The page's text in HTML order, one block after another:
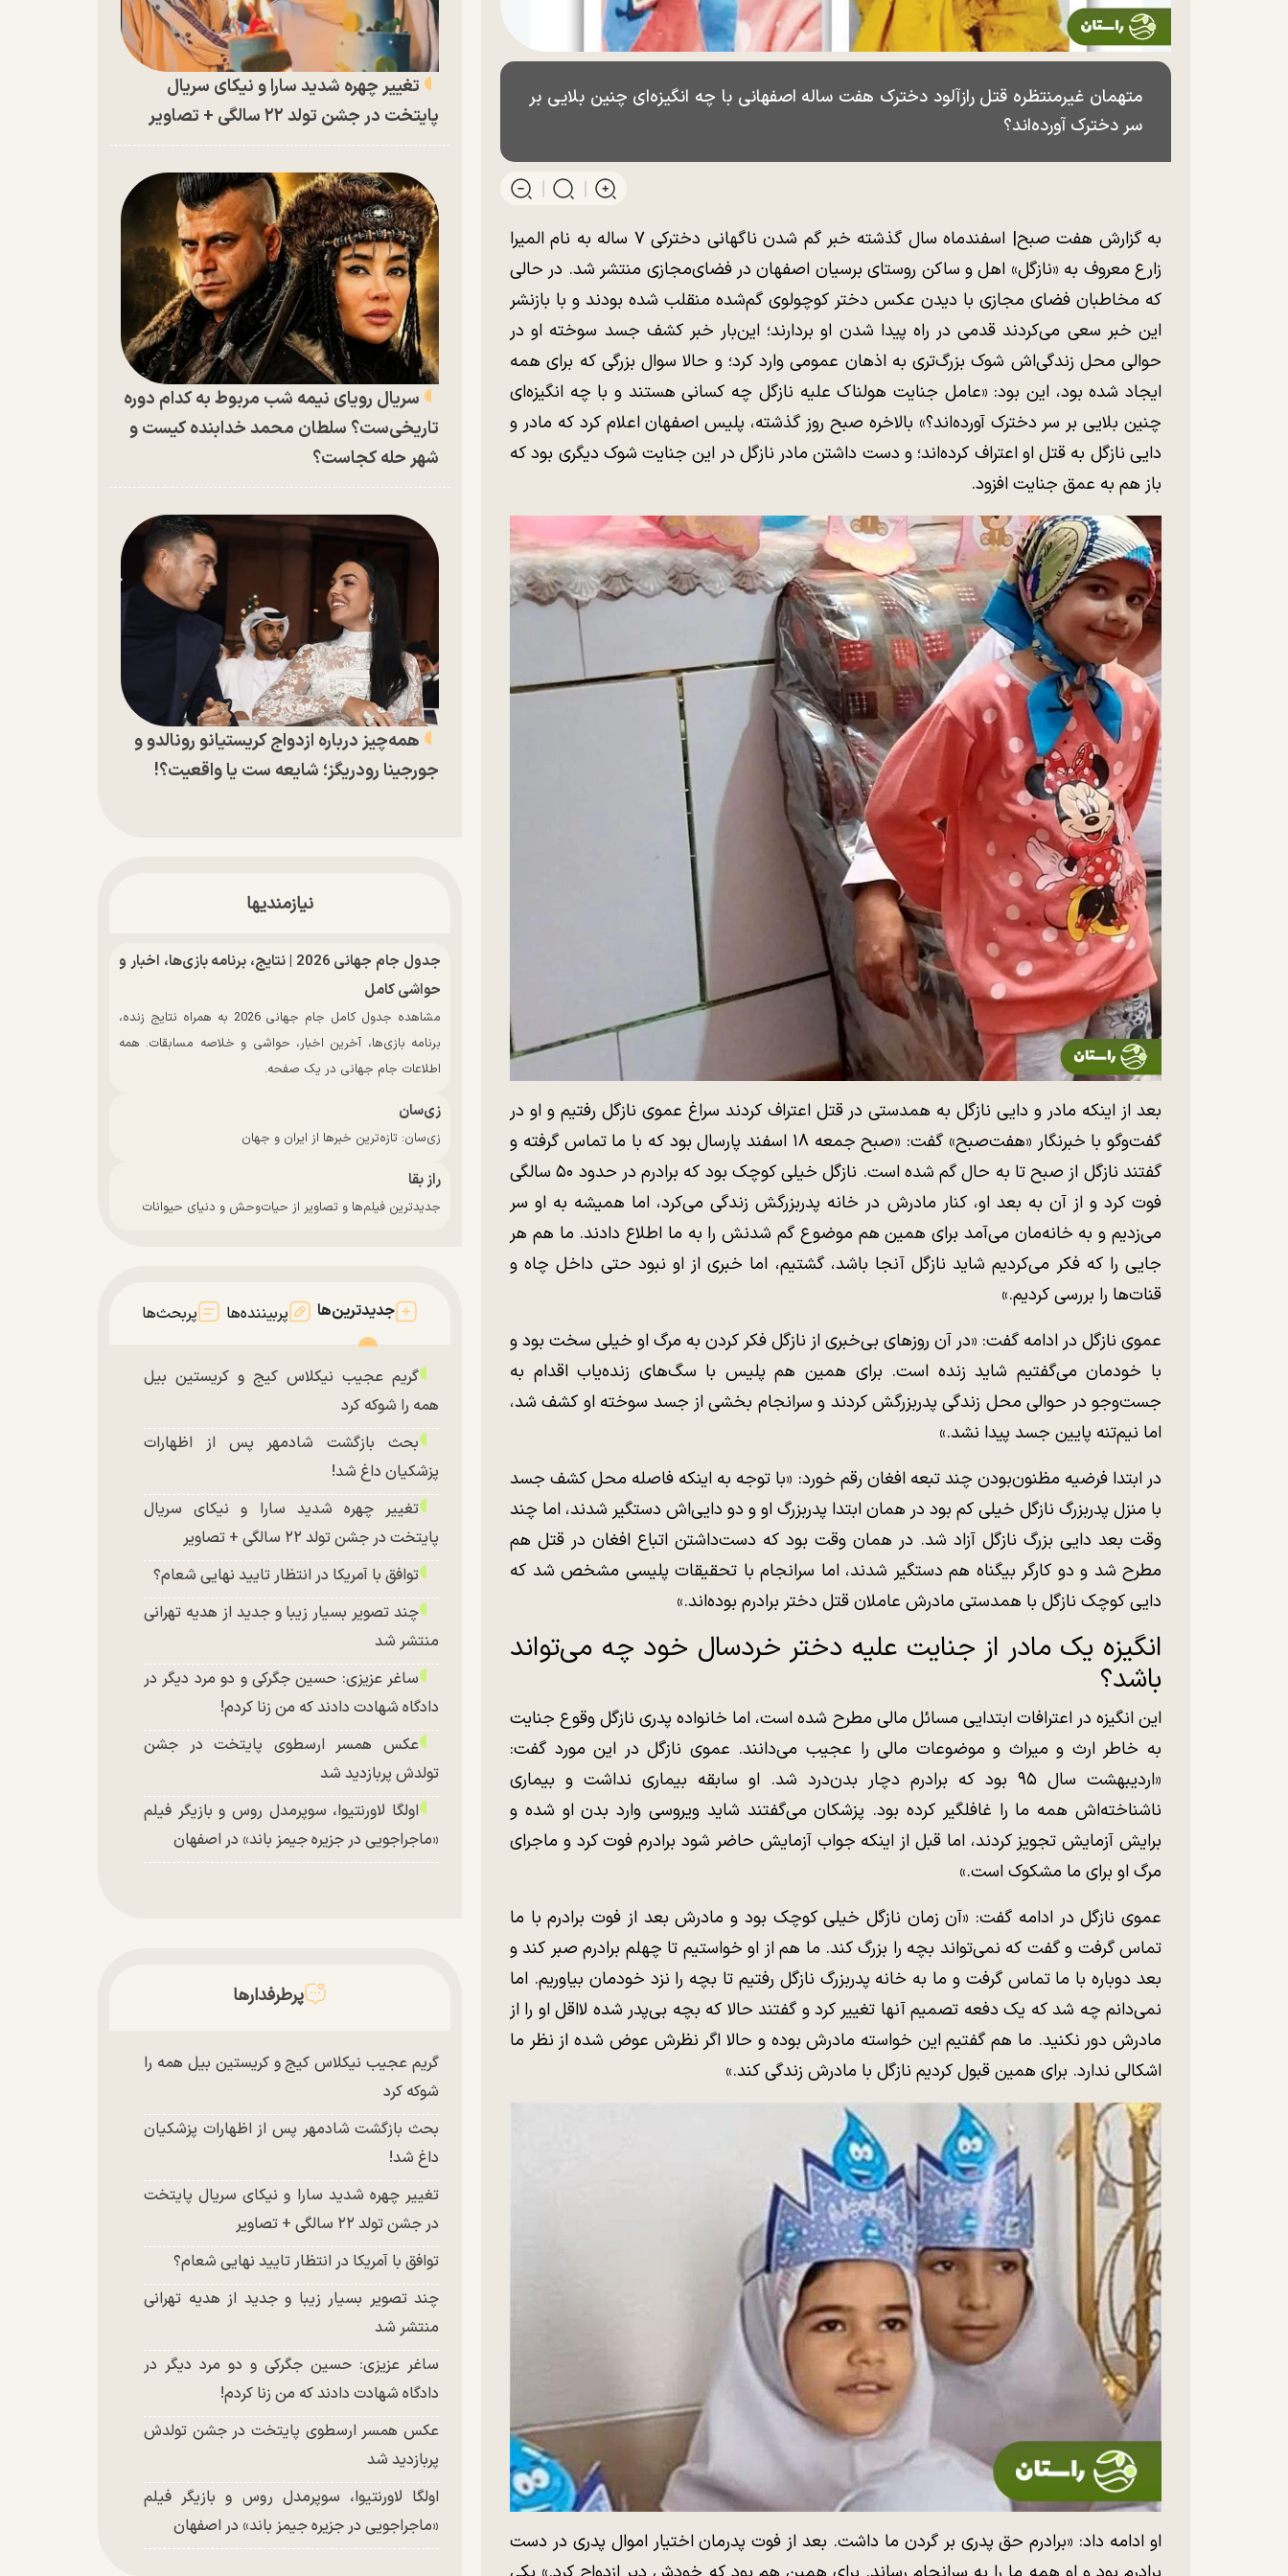
متهمان غیرمنتظره قتل رازآلود دخترک هفت ساله اصفهانی با چه انگیزه‌ای چنین بلایی بر
سر دخترک آورده‌اند؟
به گزارش هفت صبح| اسفند‌ماه سال گذشته خبر گم شدن ناگهانی دخترکی ۷ ساله به نام المیرا
زارع معروف به «نازگل» اهل و ساکن روستای برسیان اصفهان در فضای‌مجازی منتشر شد. در حالی
که مخاطبان فضای مجازی با دیدن عکس دختر کوچولوی گم‌شده منقلب شده بودند و با بازنشر
این خبر سعی می‌کردند قدمی در راه پیدا شدن او بردارند؛ این‌بار خبر کشف جسد سوخته او در
حوالی محل زندگی‌اش شوک بزرگ‌تری به اذهان عمومی وارد کرد؛ و حالا سوال بزرگی که برای همه
ایجاد شده بود، این بود: «عامل جنایت هولناک علیه نازگل چه کسانی هستند و با چه انگیزه‌ای
چنین بلایی بر سر دخترک آورده‌اند؟» بالاخره صبح روز گذشته، پلیس اصفهان اعلام کرد که مادر و
دایی نازگل به قتل او اعتراف کرده‌اند؛ و دست داشتن مادر نازگل در این جنایت شوک دیگری بود که
باز هم به عمق جنایت افزود.
بعد از اینکه مادر و دایی نازگل به همدستی در قتل اعتراف کردند سراغ عموی نازگل رفتیم و او در
گفت‌و‌گو با خبرنگار «هفت‌صبح» گفت: «صبح جمعه ۱۸ اسفند پارسال بود که با ما تماس گرفته و
گفتند نازگل از صبح تا به حال گم شده است. نازگل خیلی کوچک بود که برادرم در حدود ۵۰ سالگی
فوت کرد و از آن به بعد او، کنار مادرش در خانه پدربزرگش زندگی می‌کرد، اما همیشه به او سر
می‌زدیم و به خانه‌مان می‌آمد برای همین هم موضوع گم شدنش را به ما اطلاع دادند. ما هم هر
جایی را که فکر می‌کردیم شاید نازگل آنجا باشد، گشتیم، اما خبری از او نبود حتی داخل چاه و
قنات‌ها را بررسی کردیم.»
عموی نازگل در ادامه گفت: «در آن روز‌های بی‌خبری از نازگل فکر کردن به مرگ او خیلی سخت بود و
با خودمان می‌گفتیم شاید زنده است. برای همین هم پلیس با سگ‌های زنده‌یاب اقدام به
جست‌و‌جو در حوالی محل زندگی پدربزرگش کردند و سرانجام بخشی از جسد سوخته او کشف شد،
اما نیم‌تنه پایین جسد پیدا نشد.»
در ابتدا فرضیه مظنون‌بودن چند تبعه افغان رقم خورد: «با توجه به اینکه فاصله محل کشف جسد
با منزل پدربزرگ نازگل خیلی کم بود در همان ابتدا پدربزرگ او و دو دایی‌اش دستگیر شدند، اما چند
وقت بعد دایی بزرگ نازگل آزاد شد. در همان وقت بود که دست‌داشتن اتباع افغان در قتل هم
مطرح شد و دو کارگر بیگناه هم دستگیر شدند، اما سرانجام با تحقیقات پلیسی مشخص شد که
دایی کوچک نازگل با همدستی مادرش عاملان قتل دختر برادرم بوده‌اند.»
انگیزه یک مادر از جنایت علیه دختر خردسال خود چه می‌تواند
باشد؟
این انگیزه در اعترافات ابتدایی مسائل مالی مطرح شده است، اما خانواده پدری نازگل وقوع جنایت
به خاطر ارث و میراث و موضوعات مالی را عجیب می‌دانند. عموی نازگل در این مورد گفت:
«اردیبهشت سال ۹۵ بود که برادرم دچار بدن‌درد شد. او سابقه بیماری نداشت و بیماری
ناشناخته‌اش همه ما را غافلگیر کرده بود. پزشکان می‌گفتند شاید ویروسی وارد بدن او شده و
برایش آزمایش تجویز کردند، اما قبل از اینکه جواب آزمایش حاضر شود برادرم فوت کرد و ماجرای
مرگ او برای ما مشکوک است.»
عموی نازگل در ادامه گفت: «آن زمان نازگل خیلی کوچک بود و مادرش بعد از فوت برادرم با ما
تماس گرفت و گفت که نمی‌تواند بچه را بزرگ کند. ما هم از او خواستیم تا چهلم برادرم صبر کند و
بعد دوباره با ما تماس گرفت و ما به خانه پدربزرگ نازگل رفتیم تا بچه را نزد خودمان بیاوریم. اما
نمی‌دانم چه شد که یک دفعه تصمیم آنها تغییر کرد و گفتند حالا که بچه بی‌پدر شده لااقل او را از
مادرش دور نکنید. ما هم گفتیم این خواسته مادرش بوده و حالا اگر نظرش عوض شده از نظر ما
اشکالی ندارد. برای همین قبول کردیم نازگل با مادرش زندگی کند.»
او ادامه داد: «برادرم حق پدری بر گردن ما داشت. بعد از فوت پدرمان اختیار اموال پدری در دست
تغییر چهره شدید سارا و نیکای سریال
پایتخت در جشن تولد ۲۲ سالگی + تصاویر
سریال رویای نیمه شب مربوط به کدام دوره
تاریخی‌ست؟ سلطان محمد خدابنده کیست و
شهر حله کجاست؟
همه‌چیز درباره ازدواج کریستیانو رونالدو و
جورجینا رودریگز؛ شایعه ست یا واقعیت؟!
نیازمندیها
جدول جام جهانی 2026 | نتایج، برنامه بازی‌ها، اخبار و
حواشی کامل
مشاهده جدول کامل جام جهانی 2026 به همراه نتایج زنده،
برنامه بازی‌ها، آخرین اخبار، حواشی و خلاصه مسابقات. همه
اطلاعات جام جهانی در یک صفحه.
زی‌سان
زی‌سان: تازه‌ترین خبرها از ایران و جهان
راز بقا
جدیدترین فیلم‌ها و تصاویر از حیات‌وحش و دنیای حیوانات
جدیدترین‌ها پربیننده‌ها پربحث‌ها
گریم عجیب نیکلاس کیج و کریستین بیل
همه را شوکه کرد
بحث بازگشت شادمهر پس از اظهارات
پزشکیان داغ شد!
تغییر چهره شدید سارا و نیکای سریال
پایتخت در جشن تولد ۲۲ سالگی + تصاویر
توافق با آمریکا در انتظار تایید نهایی شعام؟
چند تصویر بسیار زیبا و جدید از هدیه تهرانی
منتشر شد
ساغر عزیزی: حسین جگرکی و دو مرد دیگر در
دادگاه شهادت دادند که من زنا کردم!
عکس همسر ارسطوی پایتخت در جشن
تولدش پربازدید شد
اولگا لاورنتیوا، سوپرمدل روس و بازیگر فیلم
«ماجراجویی در جزیره جیمز باند» در اصفهان
پرطرفدارها
گریم عجیب نیکلاس کیج و کریستین بیل همه را
شوکه کرد
بحث بازگشت شادمهر پس از اظهارات پزشکیان
داغ شد!
تغییر چهره شدید سارا و نیکای سریال پایتخت
در جشن تولد ۲۲ سالگی + تصاویر
توافق با آمریکا در انتظار تایید نهایی شعام؟
چند تصویر بسیار زیبا و جدید از هدیه تهرانی
منتشر شد
ساغر عزیزی: حسین جگرکی و دو مرد دیگر در
دادگاه شهادت دادند که من زنا کردم!
عکس همسر ارسطوی پایتخت در جشن تولدش
پربازدید شد
اولگا لاورنتیوا، سوپرمدل روس و بازیگر فیلم
«ماجراجویی در جزیره جیمز باند» در اصفهان